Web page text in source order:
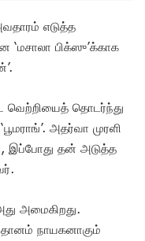
எடுத்த
பிக்ஸு’க்காக
தொடர்ந்து
அதர்வா முரளி
இப்போது தன் அடுத்த
அமைகிறது.
நாயகனாகும்